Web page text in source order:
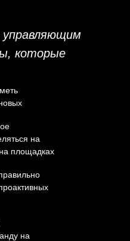
управляющим
которые
на
площадках
на